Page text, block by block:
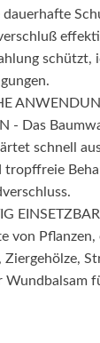
dauerhafte
schützt,
- Das
schnell
tropffreie
von
Ziergehölze,
Wundbalsam